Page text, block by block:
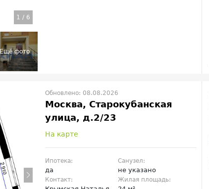
1 / 6
Обновлено: 08.08.2026
Москва, Старокубанская
улица, д.2/23
На карте
Ипотека:
да
Санузел:
не указано
Контакт: Жилая площадь: